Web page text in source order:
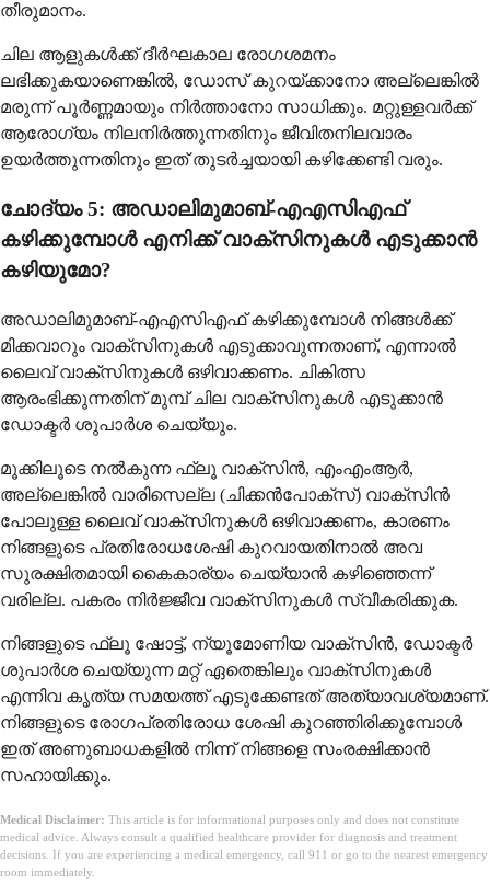
തീരുമാനം.
ചില ആളുകൾക്ക് ദീർഘകാല രോഗശമനം
ലഭിക്കുകയാണെങ്കിൽ, ഡോസ് കുറയ്ക്കാനോ അല്ലെങ്കിൽ
മരുന്ന് പൂർണ്ണമായും നിർത്താനോ സാധിക്കും. മറ്റുള്ളവർക്ക്
ആരോഗ്യം നിലനിർത്തുന്നതിനും ജീവിതനിലവാരം
ഉയർത്തുന്നതിനും ഇത് തുടർച്ചയായി കഴിക്കേണ്ടി വരും.
ചോദ്യം 5: അഡാലിമുമാബ്-എഎസിഎഫ്
കഴിക്കുമ്പോൾ എനിക്ക് വാക്സിനുകൾ എടുക്കാൻ
കഴിയുമോ?
അഡാലിമുമാബ്-എഎസിഎഫ് കഴിക്കുമ്പോൾ നിങ്ങൾക്ക്
മിക്കവാറും വാക്സിനുകൾ എടുക്കാവുന്നതാണ്, എന്നാൽ
ലൈവ് വാക്സിനുകൾ ഒഴിവാക്കണം. ചികിത്സ
ആരംഭിക്കുന്നതിന് മുമ്പ് ചില വാക്സിനുകൾ എടുക്കാൻ
ഡോക്ടർ ശുപാർശ ചെയ്യും.
മൂക്കിലൂടെ നൽകുന്ന ഫ്ലൂ വാക്സിൻ, എംഎംആർ,
അല്ലെങ്കിൽ വാരിസെല്ല (ചിക്കൻപോക്സ്) വാക്സിൻ
പോലുള്ള ലൈവ് വാക്സിനുകൾ ഒഴിവാക്കണം, കാരണം
നിങ്ങളുടെ പ്രതിരോധശേഷി കുറവായതിനാൽ അവ
സുരക്ഷിതമായി കൈകാര്യം ചെയ്യാൻ കഴിഞ്ഞെന്ന്
വരില്ല. പകരം നിർജ്ജീവ വാക്സിനുകൾ സ്വീകരിക്കുക.
നിങ്ങളുടെ ഫ്ലൂ ഷോട്ട്, ന്യൂമോണിയ വാക്സിൻ, ഡോക്ടർ
ശുപാർശ ചെയ്യുന്ന മറ്റ് ഏതെങ്കിലും വാക്സിനുകൾ
എന്നിവ കൃത്യ സമയത്ത് എടുക്കേണ്ടത് അത്യാവശ്യമാണ്.
നിങ്ങളുടെ രോഗപ്രതിരോധ ശേഷി കുറഞ്ഞിരിക്കുമ്പോൾ
ഇത് അണുബാധകളിൽ നിന്ന് നിങ്ങളെ സംരക്ഷിക്കാൻ
സഹായിക്കും.
Medical Disclaimer: This article is for informational purposes only and does not constitute
medical advice. Always consult a qualified healthcare provider for diagnosis and treatment
decisions. If you are experiencing a medical emergency, call 911 or go to the nearest emergency
room immediately.